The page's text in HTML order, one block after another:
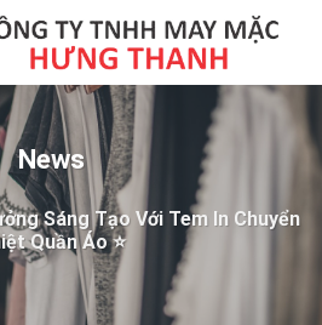
News
Sáng Tạo Với Tem In Chuyển
Quần Áo ⭐️